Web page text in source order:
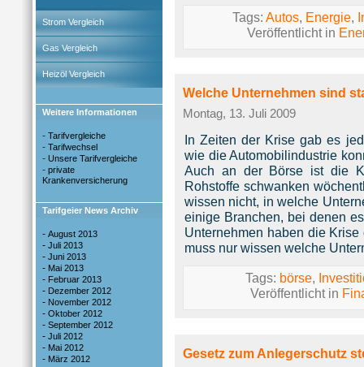
Strom Vergleich
Gas Vergleich
Heizöl Vergleich
Weitere Informationen
- Tarifvergleiche
- Tarifwechsel
- Unsere Tarifvergleiche
- private
Krankenversicherung
Tarifgeier News Archiv
- August 2013
- Juli 2013
- Juni 2013
- Mai 2013
- Februar 2013
- Dezember 2012
- November 2012
- Oktober 2012
- September 2012
- Juli 2012
- Mai 2012
- März 2012
Tags: Autos, Energie,
Veröffentlicht in
Welche Unternehmen sind
Montag, 13. Juli 2009
In Zeiten der Krise gab es
wie die Automobilindustrie
Auch an der Börse ist die
Rohstoffe schwanken
wissen nicht, in welche
einige Branchen, bei denen
Unternehmen haben die
muss nur wissen welche
Tags: börse,
Veröffentlicht in
Gesetz zum Anlegerschutz